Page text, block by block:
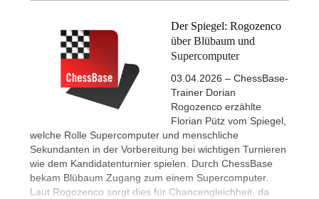
Der Spiegel: Rogozenco
über Blübaum und
Supercomputer
03.04.2026 – ChessBase-
Trainer Dorian
Rogozenco erzählte
Florian Pütz vom Spiegel,
welche Rolle Supercomputer und menschliche
Sekundanten in der Vorbereitung bei wichtigen Turnieren
wie dem Kandidatenturnier spielen. Durch ChessBase
bekam Blübaum Zugang zum einem Supercomputer.
Laut Rogozenco sorgt dies für Chancengleichheit, da